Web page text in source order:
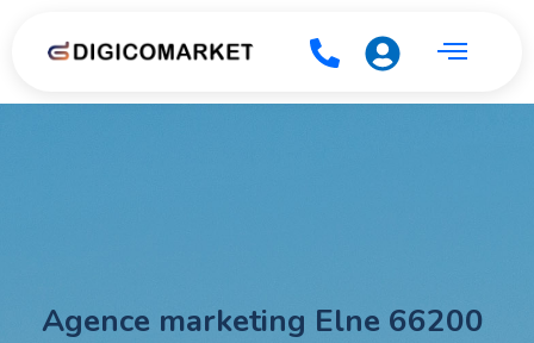
Agence marketing Elne 66200